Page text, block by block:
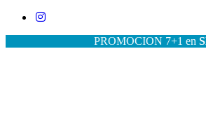
PROMOCION 7+1 en